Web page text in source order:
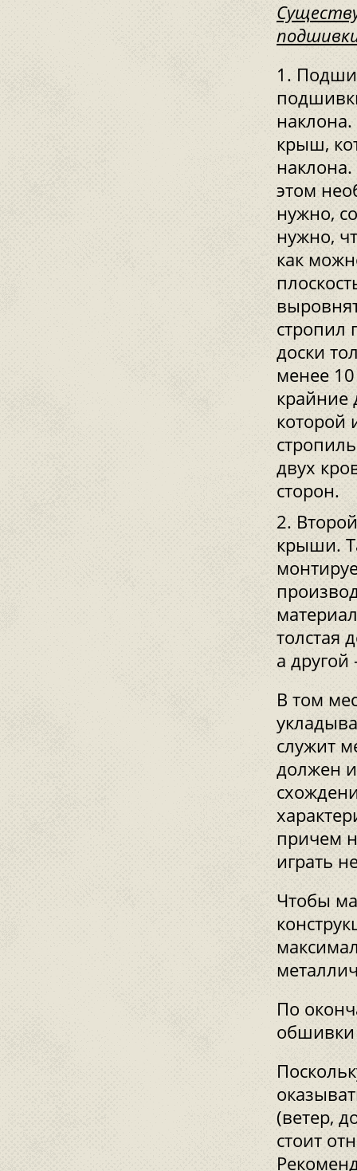
наклона.
крыш,
этом
нужно,
нужно,
как
стропил
доски
менее
крайние
которой
двух
сторон.
крыши.
толстая
а другой
В том
служит
должен
причем
играть
Чтобы
По
обшивки
(ветер,
стоит